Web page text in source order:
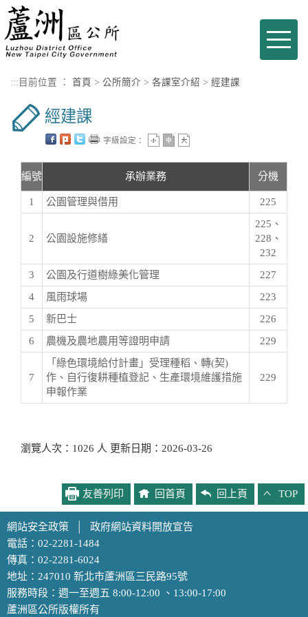
進入內容區塊
Toggle
::: 目前位置 ： 首頁 > 公所簡介 > 各課室介紹 > 經建課
經建課
字級設定：
編號 承辦業務 分機
1 公園管理與借用 225
2 公園設施修繕
225、
228、
232
3
公園及行道樹綠美化管理
227
4
風雨球場
223
5
新巴士
226
6
農機及農地農用等證明申請 229
7
「綠色環境給付計畫」受理種稻、轉(契)
作、自行復耕種植登記、生產環境維護措施
申報作業
229
瀏覽人次：1026 人 更新日期：2026-03-26
友善列印 回首頁 回上頁 TOP
網站安全政策
政府網站資料開放宣告
電話：02-2281-1484
傳真：02-2281-6024
地址：247010 新北市蘆洲區三民路95號
服務時段：週一至週五 8:00-12:00 、13:00-17:00
蘆洲區公所版權所有